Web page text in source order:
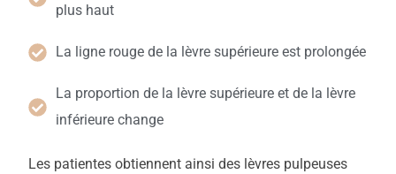
plus haut
La ligne rouge de la lèvre supérieure est prolongée
La proportion de la lèvre supérieure et de la lèvre
inférieure change
Les patientes obtiennent ainsi des lèvres pulpeuses